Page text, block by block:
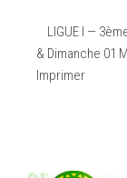
LIGUE I —
& Dimanche 01
Imprimer